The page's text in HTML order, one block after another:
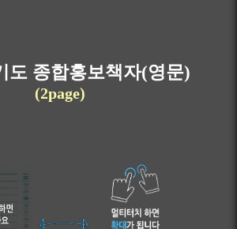
도 종합홍보책자(영문)
(2page)